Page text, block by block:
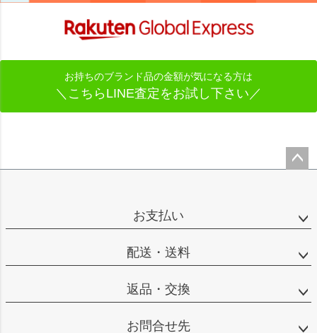
お持ちのブランド品の金額が気になる方は
＼こちらLINE査定をお試し下さい／
お支払い
配送・送料
返品・交換
お問合せ先